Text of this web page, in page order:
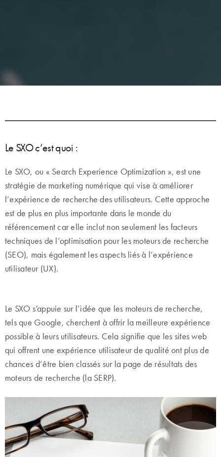
Le SXO c’est quoi :
Le SXO, ou « Search Experience Optimization », est une
stratégie de marketing numérique qui vise à améliorer
l’expérience de recherche des utilisateurs. Cette approche
est de plus en plus importante dans le monde du
référencement car elle inclut non seulement les facteurs
techniques de l’optimisation pour les moteurs de recherche
(SEO), mais également les aspects liés à l’expérience
utilisateur (UX).
Le SXO s’appuie sur l’idée que les moteurs de recherche,
tels que Google, cherchent à offrir la meilleure expérience
possible à leurs utilisateurs. Cela signifie que les sites web
qui offrent une expérience utilisateur de qualité ont plus de
chances d’être bien classés sur la page de résultats des
moteurs de recherche (la SERP).